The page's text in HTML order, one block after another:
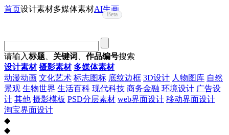
首页设计素材多媒体素材AI生画
Beta
请输入标题 关键词 作品编号搜索
设计素材 摄影素材 多媒体素材
动漫动画 文化艺术 标志图标 底纹边框 3D设计 人物图库 自然
景观 生物世界 生活百科 现代科技 商务金融 环境设计 广告设
计 其他 摄影模板 PSD分层素材 web界面设计 移动界面设计
淘宝界面设计
◆
◆